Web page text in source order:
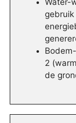
Water-
2
de